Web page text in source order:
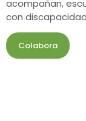
acompañan,
con
Colabora